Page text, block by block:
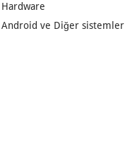
Hardware
Android ve Diğer sistemler